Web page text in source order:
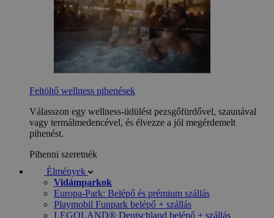
Feltöltő wellness pihenések
Válasszon egy wellness-üdülést pezsgőfürdővel, szaunával
vagy termálmedencével, és élvezze a jól megérdemelt
pihenést.
Pihenni szeretnék
Élmények
Vidámparkok
Europa-Park: Belépő és prémium szállás
Playmobil Funpark belépő + szállás
LEGOLAND® Deutschland belépő + szállás